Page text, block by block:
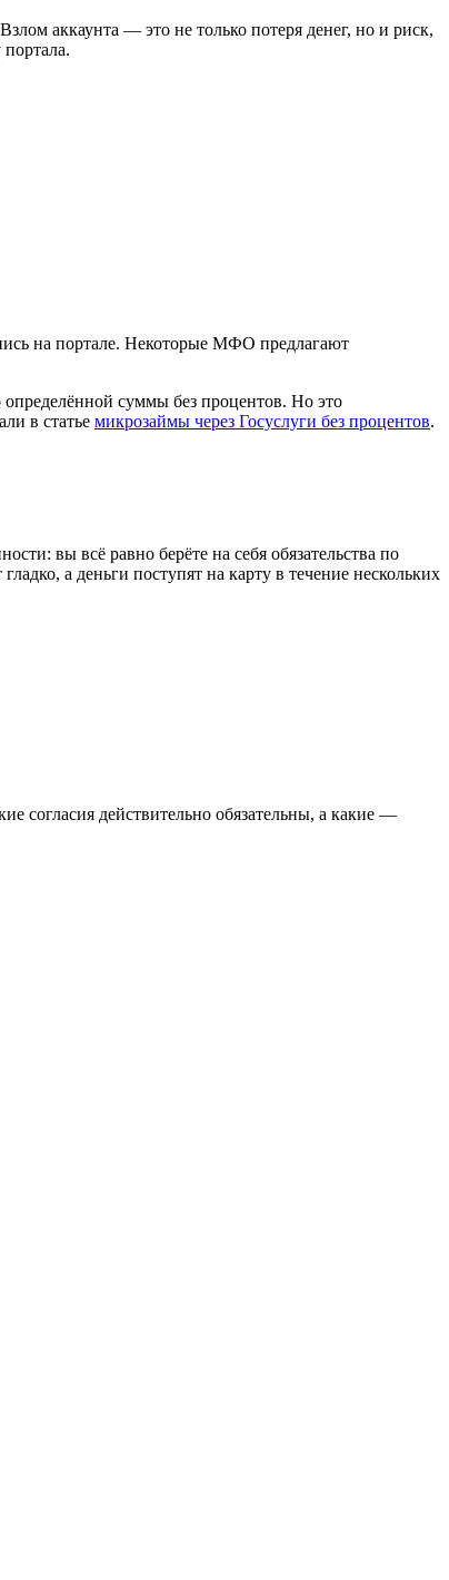
аккаунта — это не только потеря денег, но и риск,
на портале. Некоторые МФО предлагают
суммы без процентов. Но это
в статье микрозаймы через Госуслуги без процентов.
вы всё равно берёте на себя обязательства по
а деньги поступят на карту в течение нескольких
согласия действительно обязательны, а какие —